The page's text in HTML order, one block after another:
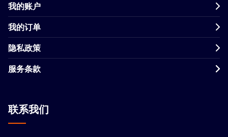
我的账户
我的订单
隐私政策
服务条款
联系我们